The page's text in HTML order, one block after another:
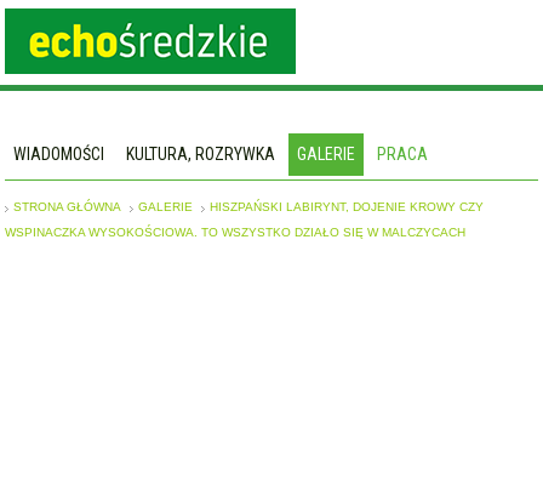
WIADOMOŚCI KULTURA, ROZRYWKA GALERIE PRACA
STRONA GŁÓWNA GALERIE
HISZPAŃSKI LABIRYNT, DOJENIE KROWY CZY
WSPINACZKA WYSOKOŚCIOWA. TO WSZYSTKO DZIAŁO SIĘ W MALCZYCACH